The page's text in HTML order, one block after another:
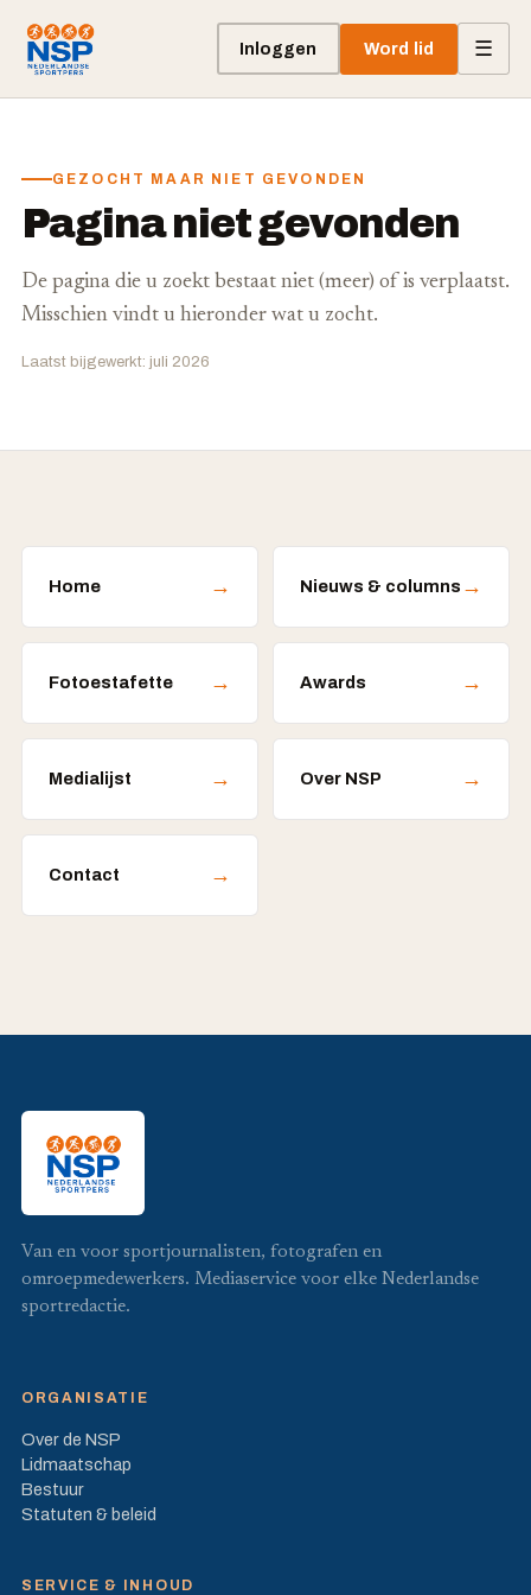
Inloggen Word lid ☰
GEZOCHT MAAR NIET GEVONDEN
Pagina niet gevonden
De pagina die u zoekt bestaat niet (meer) of is verplaatst.
Misschien vindt u hieronder wat u zocht.
Laatst bijgewerkt: juli 2026
Home → Nieuws & columns →
Fotoestafette → Awards →
Medialijst → Over NSP →
Contact →
Van en voor sportjournalisten, fotografen en
omroepmedewerkers. Mediaservice voor elke Nederlandse
sportredactie.
ORGANISATIE
Over de NSP
Lidmaatschap
Bestuur
Statuten & beleid
SERVICE & INHOUD